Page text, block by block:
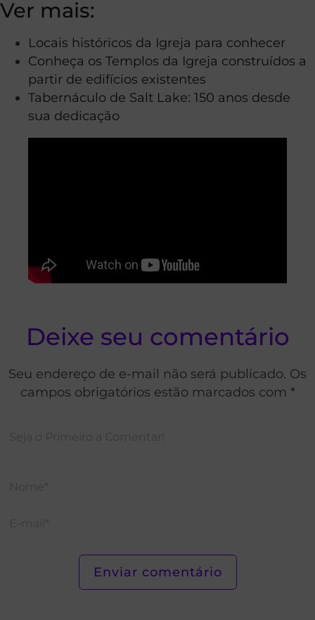
Ver mais:
Locais históricos da Igreja para conhecer
Conheça os Templos da Igreja construídos a
partir de edifícios existentes
Tabernáculo de Salt Lake: 150 anos desde
sua dedicação
Deixe seu comentário
Seu endereço de e-mail não será publicado. Os
campos obrigatórios estão marcados com *